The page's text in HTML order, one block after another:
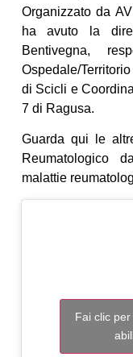
Organizzato da
ha avuto la
Bentivegna,
Ospedale/
di Scicli e
7 di Ragusa.
Guarda qui le
Reumatologico
malattie
Fai clic